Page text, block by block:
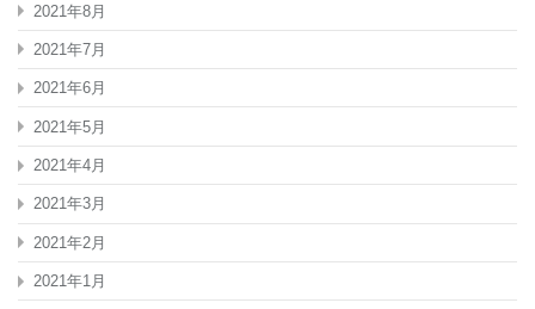
2021年8月
2021年7月
2021年6月
2021年5月
2021年4月
2021年3月
2021年2月
2021年1月